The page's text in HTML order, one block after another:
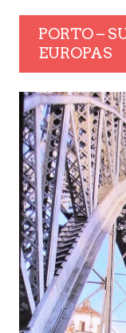
PORTO –
EUROPAS